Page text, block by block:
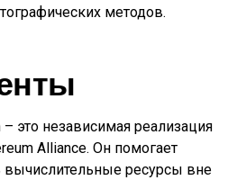
методов.
– это независимая реализация
Alliance. Он помогает
вычислительные ресурсы вне